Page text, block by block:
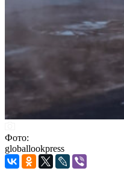
Фото:
globallookpress